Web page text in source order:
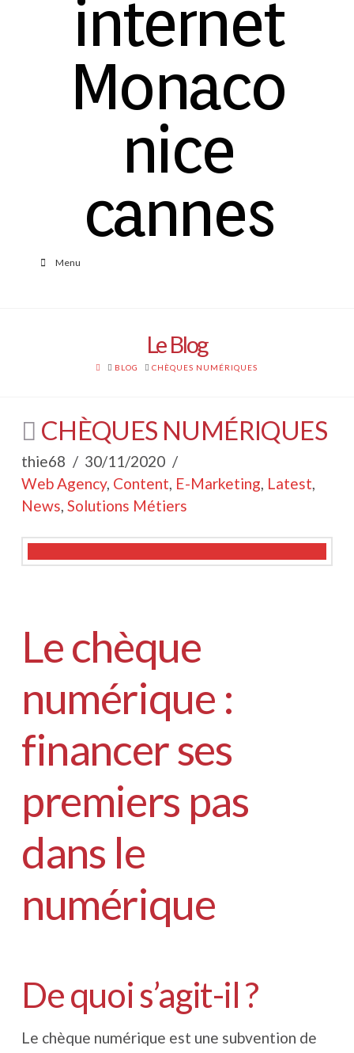
Menu
Le Blog
HOME
BLOG CHÈQUES NUMÉRIQUES
CHÈQUES NUMÉRIQUES
thie68
30/11/2020
Web Agency, Content, E-Marketing, Latest,
News, Solutions Métiers
Le chèque
numérique :
financer ses
premiers pas
dans le
numérique
De quoi s’agit-il ?
Le chèque numérique est une subvention de